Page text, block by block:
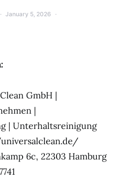
January 5, 2026
GmbH |
|
| Unterhaltsreinigung
6c, 22303 Hamburg